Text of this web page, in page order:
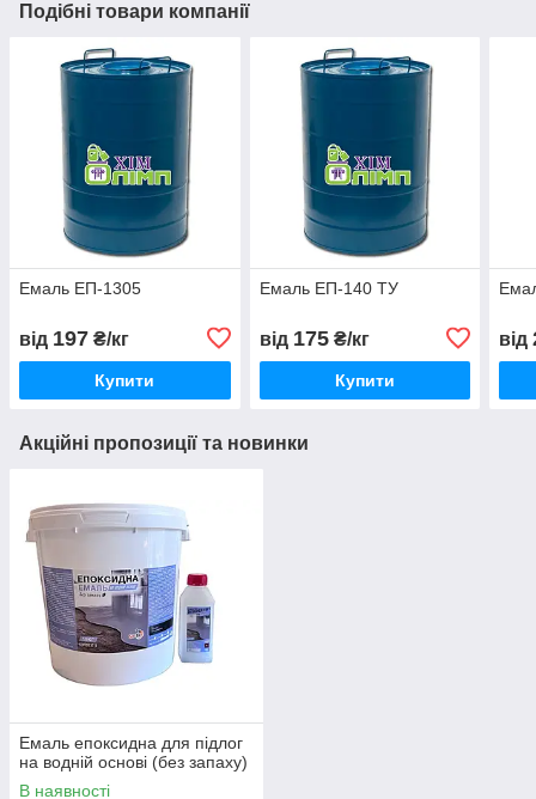
Подібні товари компанії
Емаль ЕП-1305
від 197 ₴/кг
Купити
Емаль ЕП-140 ТУ
від 175₴/кг
Купити
від
Акційні пропозиції та новинки
Емаль епоксидна для підлог
на водній основі (без запаху)
В наявності